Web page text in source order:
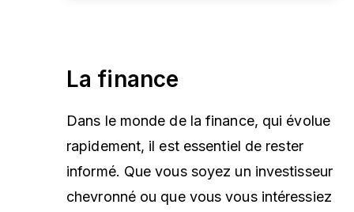
La finance
Dans le monde de la finance, qui évolue
rapidement, il est essentiel de rester
informé. Que vous soyez un investisseur
chevronné ou que vous vous intéressiez